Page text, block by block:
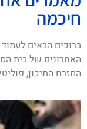
חיכמה
ברוכים הבאים
האחרונים של בית
המזרח התיכון,